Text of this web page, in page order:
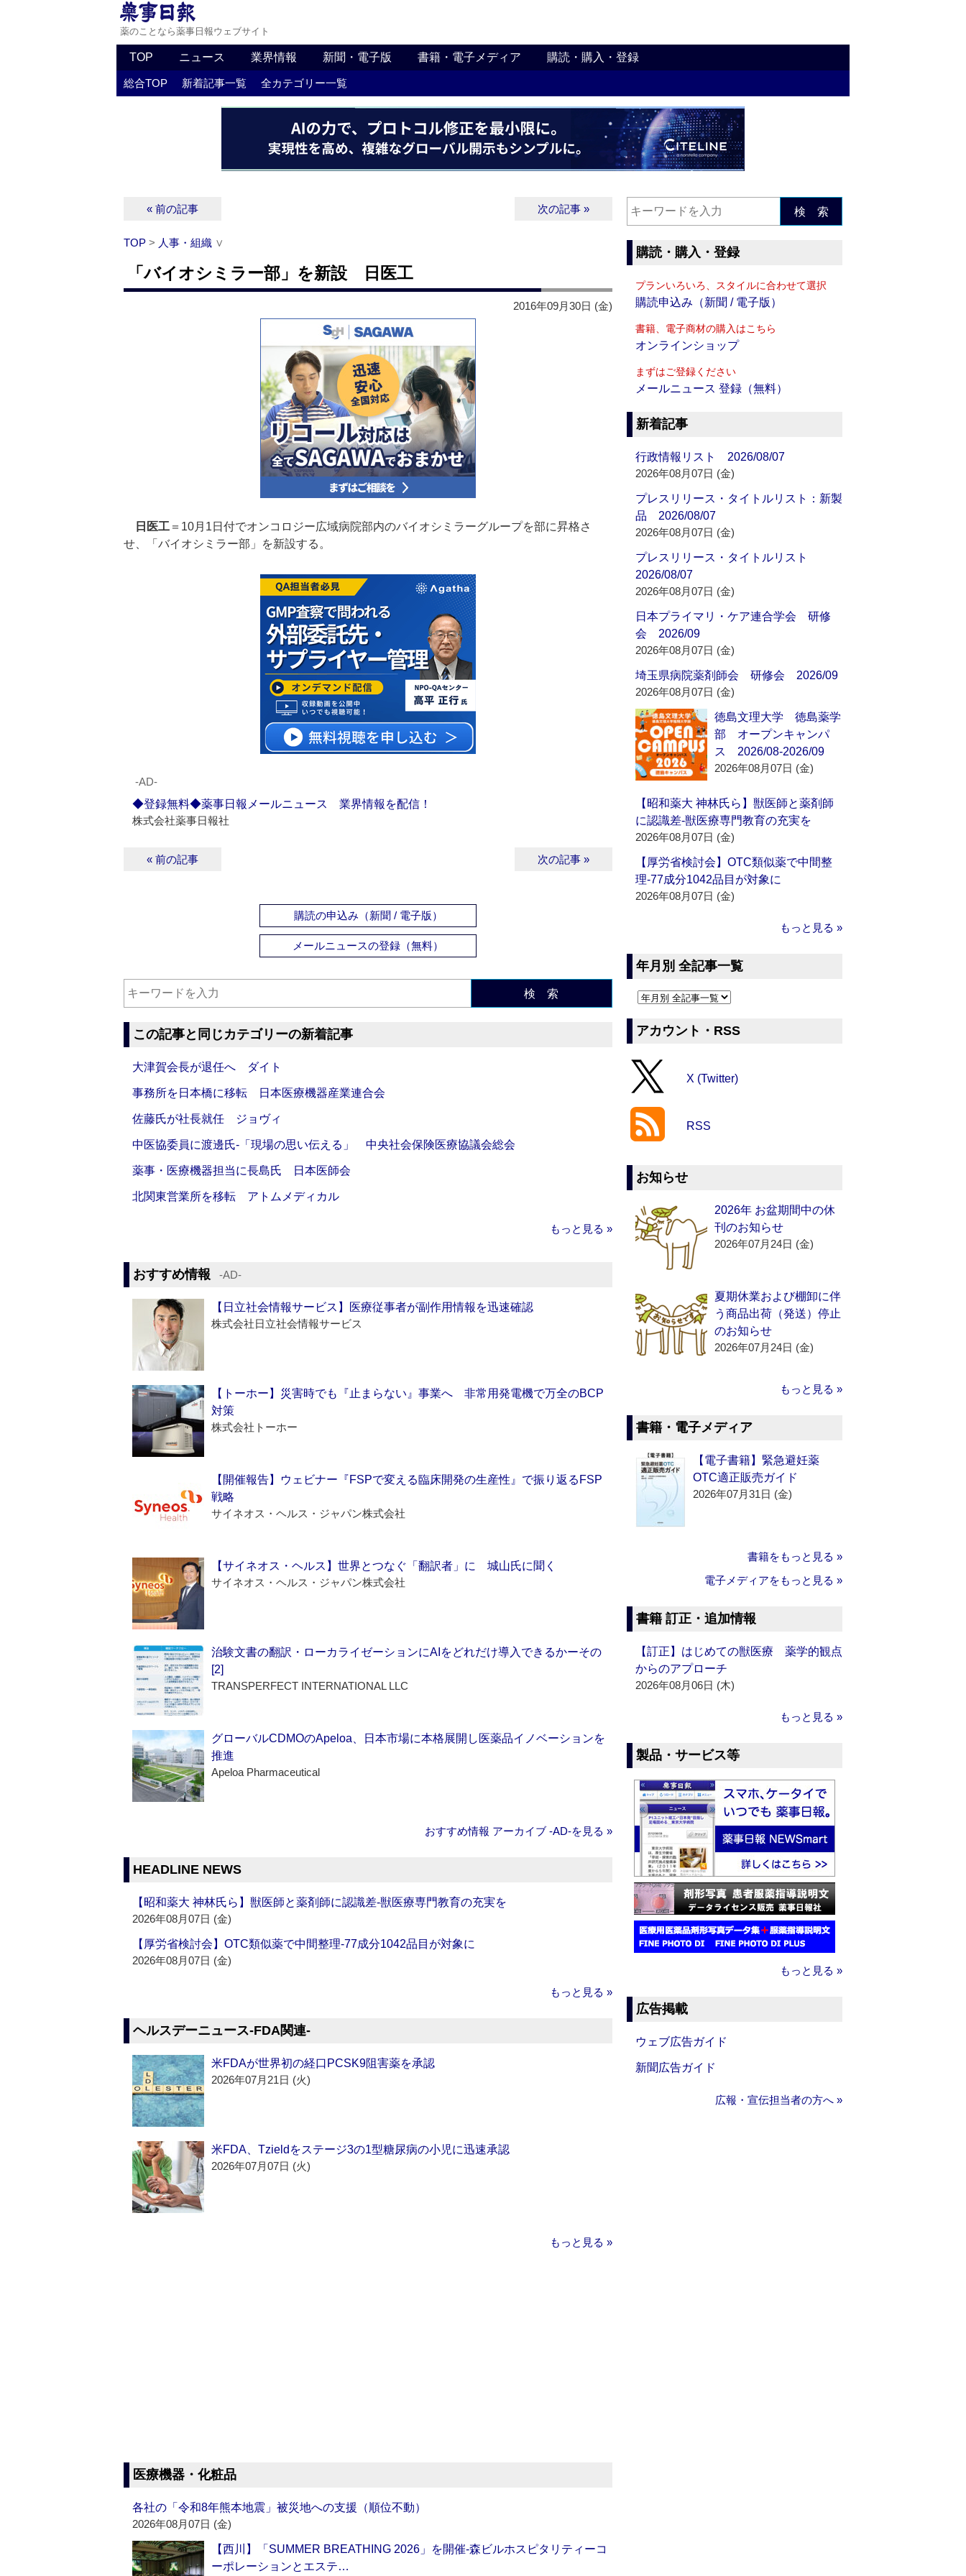
薬のことなら薬事日報ウェブサイト
TOP ニュース 業界情報 新聞・電子版 書籍・電子メディア 購読・購入・登録
総合TOP 新着記事一覧 全カテゴリー一覧
« 前の記事 次の記事 »
TOP > 人事・組織 ∨
「バイオシミラー部」を新設 日医工
2016年09月30日 (金)
日医工 ＝10月1日付でオンコロジー広域病院部内のバイオシミラーグループを部に昇格さ
せ、「バイオシミラー部」を新設する。
‐AD‐
◆登録無料◆薬事日報メールニュース 業界情報を配信！
株式会社薬事日報社
« 前の記事 次の記事 »
購読の申込み（新聞 / 電子版）
メールニュースの登録（無料）
検 索
この記事と同じカテゴリーの新着記事
大津賀会長が退任へ ダイト
事務所を日本橋に移転 日本医療機器産業連合会
佐藤氏が社長就任 ジョヴィ
中医協委員に渡邊氏‐「現場の思い伝える」 中央社会保険医療協議会総会
薬事・医療機器担当に長島氏 日本医師会
北関東営業所を移転 アトムメディカル
もっと見る »
おすすめ情報 ‐AD‐
【日立社会情報サービス】医療従事者が副作用情報を迅速確認
株式会社日立社会情報サービス
【トーホー】災害時でも『止まらない』事業へ 非常用発電機で万全のBCP
対策
株式会社トーホー
【開催報告】ウェビナー『FSPで変える臨床開発の生産性』で振り返るFSP
戦略
サイネオス・ヘルス・ジャパン株式会社
【サイネオス・ヘルス】世界とつなぐ「翻訳者」に 城山氏に聞く
サイネオス・ヘルス・ジャパン株式会社
治験文書の翻訳・ローカライゼーションにAIをどれだけ導入できるかーその
[2]
TRANSPERFECT INTERNATIONAL LLC
グローバルCDMOのApeloa、日本市場に本格展開し医薬品イノベーションを
推進
Apeloa Pharmaceutical
おすすめ情報 アーカイブ ‐AD‐を見る »
HEADLINE NEWS
【昭和薬大 神林氏ら】獣医師と薬剤師に認識差‐獣医療専門教育の充実を
2026年08月07日 (金)
【厚労省検討会】OTC類似薬で中間整理‐77成分1042品目が対象に
2026年08月07日 (金)
もっと見る »
ヘルスデーニュース‐FDA関連‐
米FDAが世界初の経口PCSK9阻害薬を承認
2026年07月21日 (火)
米FDA、Tzieldをステージ3の1型糖尿病の小児に迅速承認
2026年07月07日 (火)
もっと見る »
医療機器・化粧品
各社の「令和8年熊本地震」被災地への支援（順位不動）
2026年08月07日 (金)
【西川】「SUMMER BREATHING 2026」を開催‐森ビルホスピタリティーコ
ーポレーションとエステ…
検 索
購読・購入・登録
プランいろいろ、スタイルに合わせて選択
購読申込み（新聞 / 電子版）
書籍、電子商材の購入はこちら
オンラインショップ
まずはご登録ください
メールニュース 登録（無料）
新着記事
行政情報リスト 2026/08/07
2026年08月07日 (金)
プレスリリース・タイトルリスト：新製
品 2026/08/07
2026年08月07日 (金)
プレスリリース・タイトルリスト
2026/08/07
2026年08月07日 (金)
日本プライマリ・ケア連合学会 研修
会 2026/09
2026年08月07日 (金)
埼玉県病院薬剤師会 研修会 2026/09
2026年08月07日 (金)
徳島文理大学 徳島薬学
部 オープンキャンパ
ス 2026/08-2026/09
2026年08月07日 (金)
【昭和薬大 神林氏ら】獣医師と薬剤師
に認識差‐獣医療専門教育の充実を
2026年08月07日 (金)
【厚労省検討会】OTC類似薬で中間整
理‐77成分1042品目が対象に
2026年08月07日 (金)
もっと見る »
年月別 全記事一覧
アカウント・RSS
X (Twitter)
RSS
お知らせ
2026年 お盆期間中の休
刊のお知らせ
2026年07月24日 (金)
夏期休業および棚卸に伴
う商品出荷（発送）停止
のお知らせ
2026年07月24日 (金)
もっと見る »
書籍・電子メディア
【電子書籍】緊急避妊薬
OTC適正販売ガイド
2026年07月31日 (金)
書籍をもっと見る »
電子メディアをもっと見る »
書籍 訂正・追加情報
【訂正】はじめての獣医療 薬学的観点
からのアプローチ
2026年08月06日 (木)
もっと見る »
製品・サービス等
もっと見る »
広告掲載
ウェブ広告ガイド
新聞広告ガイド
広報・宣伝担当者の方へ »